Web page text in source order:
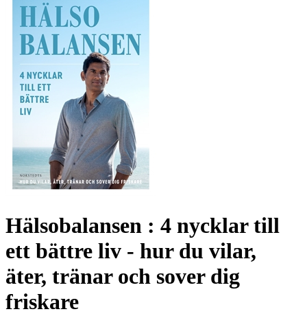
Hälsobalansen : 4 nycklar till
ett bättre liv - hur du vilar,
äter, tränar och sover dig
friskare